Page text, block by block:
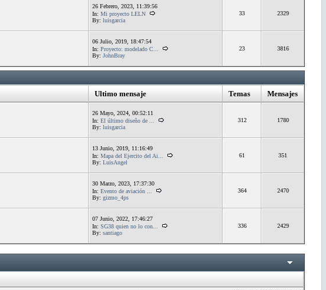
26 Febrero, 2023, 11:39:56
In: Mi proyecto LELN
By: luisgarcia
33 2329
06 Julio, 2019, 18:47:54
In: Proyecto: modelado C...
By: JohnBray
23 3816
Ultimo mensaje Temas Mensajes
26 Mayo, 2024, 00:52:11
In: El último diseño de ...
By: luisgarcia
312 1780
13 Junio, 2019, 11:16:49
In: Mapa del Ejercito del Ai...
By: LuisAngel
61 351
30 Marzo, 2023, 17:37:30
In: Evento de aviación ...
By: gizmo_4ps
364 2470
07 Junio, 2022, 17:46:27
In: SG38 quien no lo con...
By: santiago
336 2429